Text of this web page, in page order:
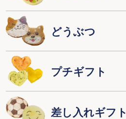
どうぶつ
プチギフト
差し入れギフト